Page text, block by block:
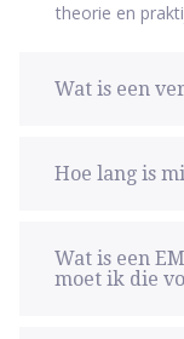
theorie en
Wat is een
Hoe lang is
Wat is een
moet ik die